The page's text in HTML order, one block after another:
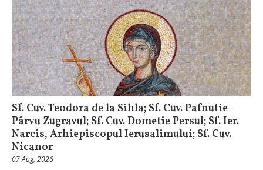
Sf. Cuv. Teodora de la Sihla; Sf. Cuv. Pafnutie-
Pârvu Zugravul; Sf. Cuv. Dometie Persul; Sf. Ier.
Narcis, Arhiepiscopul Ierusalimului; Sf. Cuv.
Nicanor
07 Aug, 2026